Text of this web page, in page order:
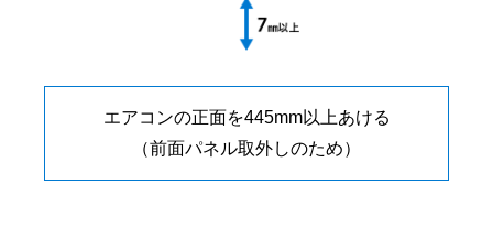
エアコンの正面を445mm以上あける
（前面パネル取外しのため）